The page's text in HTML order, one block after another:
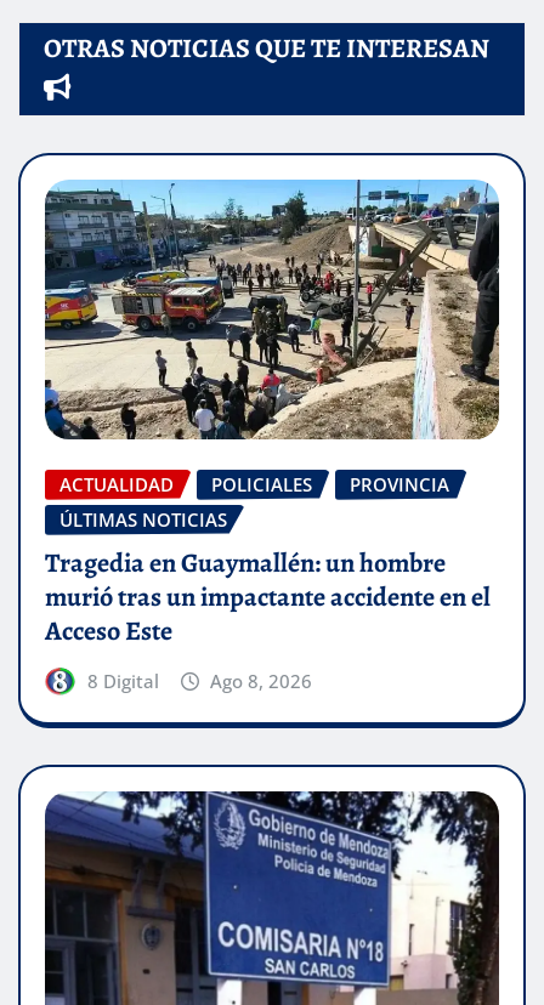
OTRAS NOTICIAS QUE TE INTERESAN
ACTUALIDAD POLICIALES
PROVINCIA
ÚLTIMAS NOTICIAS
Tragedia en Guaymallén: un hombre
murió tras un impactante accidente en el
Acceso Este
8 Digital Ago 8, 2026